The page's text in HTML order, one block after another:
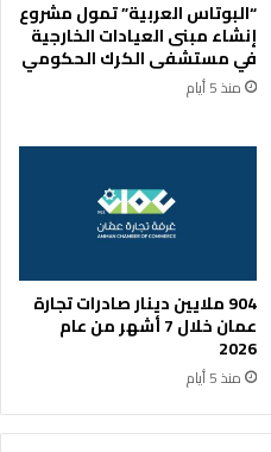
“البوتاس العربية” تمول مشروع
إنشاء مبنى العيادات الخارجية
في مستشفى الكرك الحكومي
منذ 5 أيام
904 ملايين دينار صادرات تجارة
عمان خلال 7 أشهر من عام
2026
منذ 5 أيام